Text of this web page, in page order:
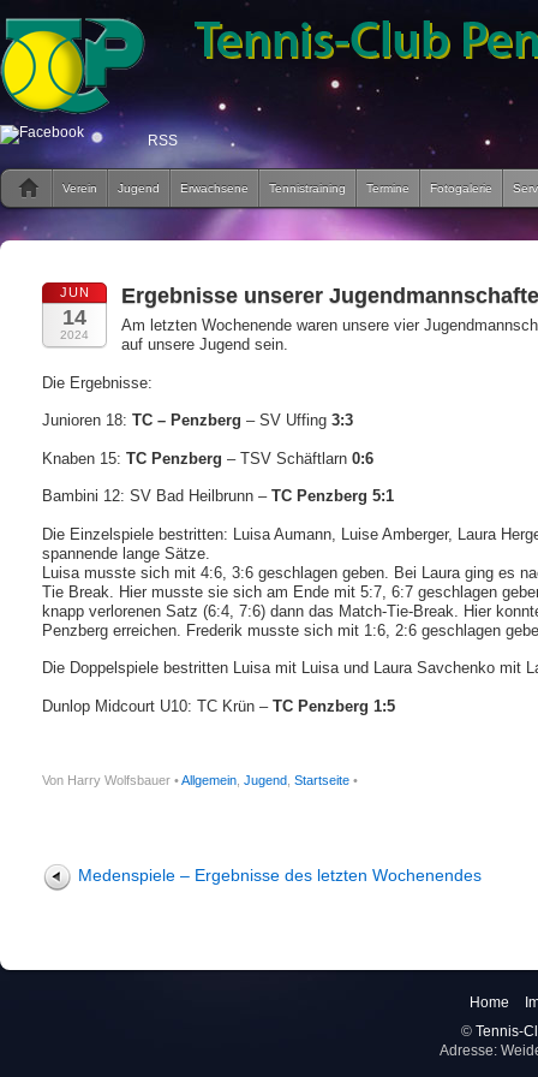
RSS
Verein Jugend Erwachsene Tennistraining Termine Fotogalerie
JUN
14
2024
Ergebnisse unserer
Am letzten Wochenende waren unsere vier
auf unsere Jugend sein.
Die Ergebnisse:
Junioren 18: TC – Penzberg – SV Uffing 3:3
Knaben 15: TC Penzberg – TSV Schäftlarn 0:6
Bambini 12: SV Bad Heilbrunn – TC Penzberg 5:1
Die Einzelspiele bestritten: Luisa Aumann, Luise Amberger, Laura
spannende lange Sätze.
Luisa musste sich mit 4:6, 3:6 geschlagen geben. Bei Laura ging es
Tie Break. Hier musste sie sich am Ende mit 5:7, 6:7 geschlagen
knapp verlorenen Satz (6:4, 7:6) dann das Match-Tie-Break. Hier
Penzberg erreichen. Frederik musste sich mit 1:6, 2:6 geschlagen
Die Doppelspiele bestritten Luisa mit Luisa und Laura Savchenko mit
Dunlop Midcourt U10: TC Krün – TC Penzberg 1:5
Von Harry Wolfsbauer •Allgemein Jugend Startseite •
Medenspiele – Ergebnisse des letzten Wochenendes
Home
© Tennis-
Adresse: